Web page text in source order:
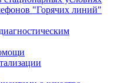
"Горячих линий"